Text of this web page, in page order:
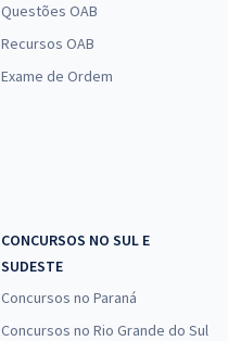
Questões OAB
Recursos OAB
Exame de Ordem
CONCURSOS NO SUL E
SUDESTE
Concursos no Paraná
Concursos no Rio Grande do Sul